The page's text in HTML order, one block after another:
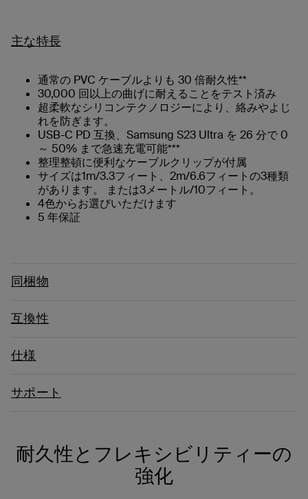
主な特長
通常の PVC ケーブルよりも 30 倍耐久性**
30,000 回以上の曲げに耐えることをテスト済み
超柔軟なシリコンテクノロジーにより、絡みやよじ
れを防ぎます。
USB-C PD 互換、Samsung S23 Ultra を 26 分で 0
～ 50% まで急速充電可能***
整理整頓に便利なケーブルクリップが付属
サイズは1m/3.3フィート、2m/6.6フィートの3種類
があります。 または3メートル/10フィート。
4色からお選びいただけます
5 年保証
同梱物
互換性
仕様
サポート
耐久性とフレキシビリティーの
強化